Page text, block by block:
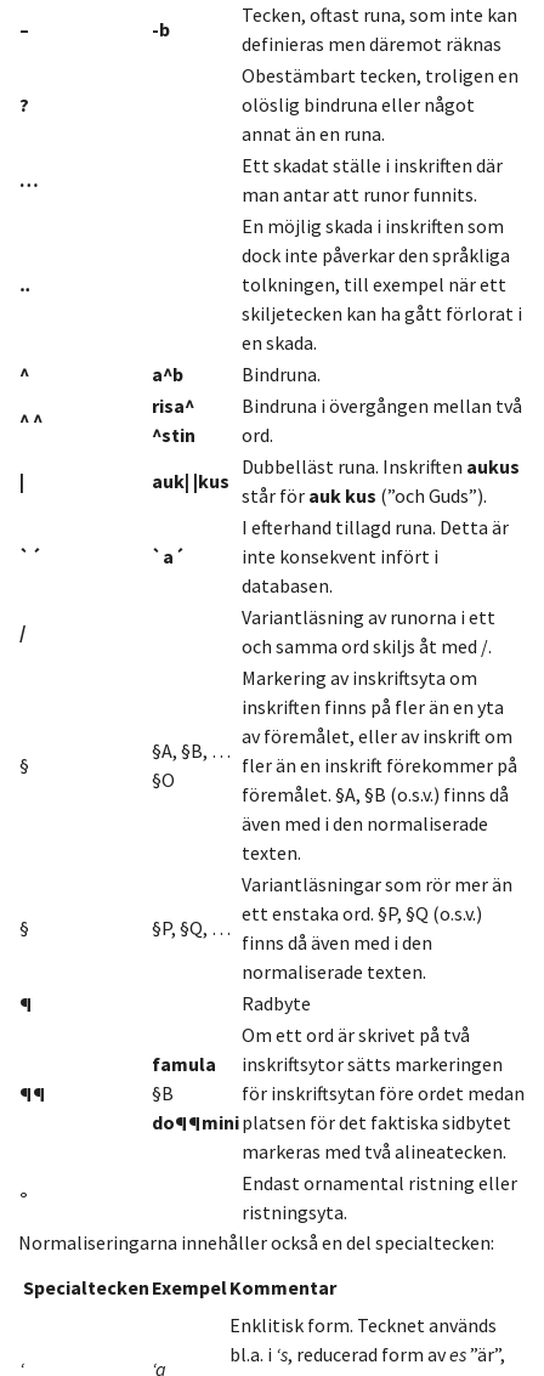
–
-b
Tecken, oftast runa, som inte kan
definieras men däremot räknas
?
Obestämbart tecken, troligen en
olöslig bindruna eller något
annat än en runa.
…
Ett skadat ställe i inskriften där
man antar att runor funnits.
‥
En möjlig skada i inskriften som
dock inte påverkar den språkliga
tolkningen, till exempel när ett
skiljetecken kan ha gått förlorat i
en skada.
^
a^b
Bindruna.
^ ^
risa^
^stin
Bindruna i övergången mellan två
ord.
|
auk| |kus
Dubbelläst runa. Inskriften aukus
står för auk kus (”och Guds”).
`´ `a´
I efterhand tillagd runa. Detta är
inte konsekvent infört i
databasen.
/
Variantläsning av runorna i ett
och samma ord skiljs åt med /.
§
§A, §B, …
§O
Markering av inskriftsyta om
inskriften finns på fler än en yta
av föremålet, eller av inskrift om
fler än en inskrift förekommer på
föremålet. §A, §B (o.s.v.) finns då
även med i den normaliserade
texten.
§ §P, §Q, …
Variantläsningar som rör mer än
ett enstaka ord. §P, §Q (o.s.v.)
finns då även med i den
normaliserade texten.
¶
Radbyte
¶¶
famula
§B
do¶¶mini
Om ett ord är skrivet på två
inskriftsytor sätts markeringen
för inskriftsytan före ordet medan
platsen för det faktiska sidbytet
markeras med två alineatecken.
°
Endast ornamental ristning eller
ristningsyta.
Normaliseringarna innehåller också en del specialtecken:
Specialtecken ExempelKommentar
‘ ‘a
Enklitisk form. Tecknet används
bl.a. i ‘s, reducerad form aves”är”,